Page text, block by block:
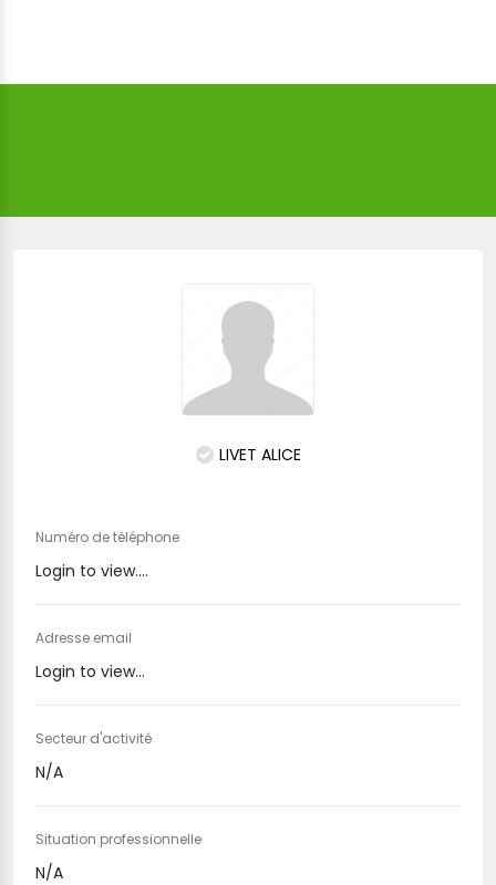
LIVET ALICE
Numéro de téléphone
Login to view....
Adresse email
Login to view...
Secteur d'activité
N/A
Situation professionnelle
N/A